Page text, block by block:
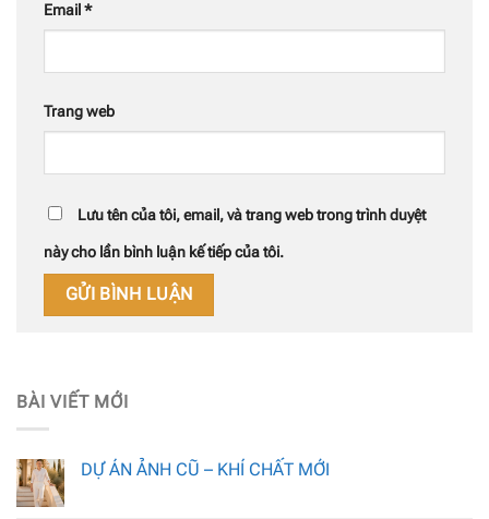
Email *
Trang web
Lưu tên của tôi, email, và trang web trong trình duyệt
này cho lần bình luận kế tiếp của tôi.
BÀI VIẾT MỚI
DỰ ÁN ẢNH CŨ – KHÍ CHẤT MỚI